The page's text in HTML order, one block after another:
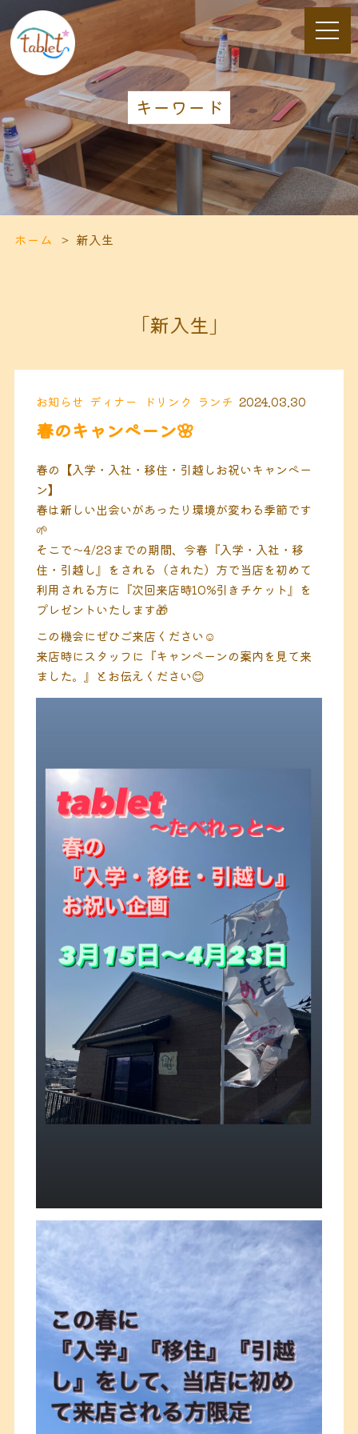
キーワード
ホーム 新入生
「新入生」
お知らせ ディナー ドリンク ランチ 2024.03.30
春のキャンペーン🌸
春の【入学・入社・移住・引越しお祝いキャンペー
ン】
春は新しい出会いがあったり環境が変わる季節です
🌱
そこで〜4/23までの期間、今春『入学・入社・移
住・引越し』をされる（された）方で当店を初めて
利用される方に『次回来店時10%引きチケット』を
プレゼントいたします🎁
この機会にぜひご来店ください☺️
来店時にスタッフに『キャンペーンの案内を見て来
ました。』とお伝えください😊